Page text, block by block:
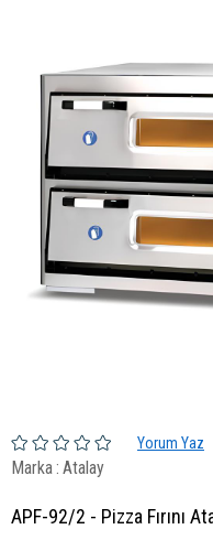
Yorum Yaz
Marka: Atalay
APF-92/2 - Pizza Fırını